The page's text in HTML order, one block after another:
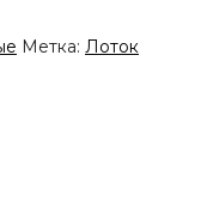
Метка: Лоток